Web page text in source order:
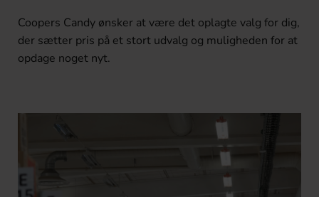
Coopers Candy ønsker at være det oplagte valg for dig,
der sætter pris på et stort udvalg og muligheden for at
opdage noget nyt.